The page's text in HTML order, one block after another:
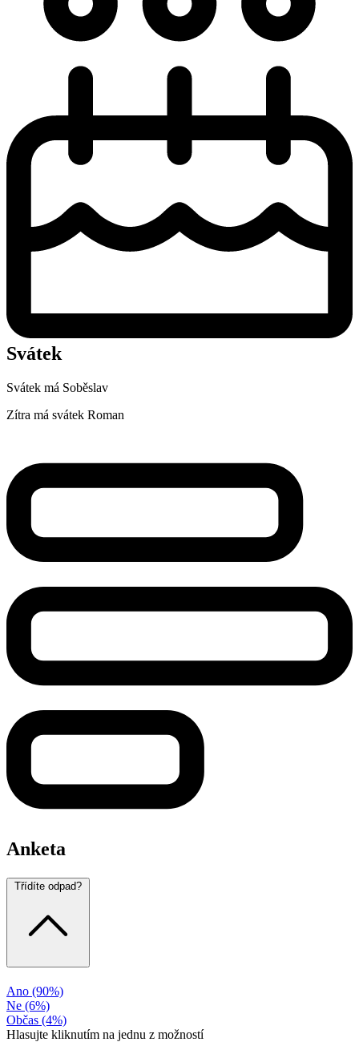
Svátek
Svátek má Soběslav
Zítra má svátek Roman
Anketa
Třídíte odpad?
Ano (90%)
Ne (6%)
Občas (4%)
Hlasujte kliknutím na jednu z možností